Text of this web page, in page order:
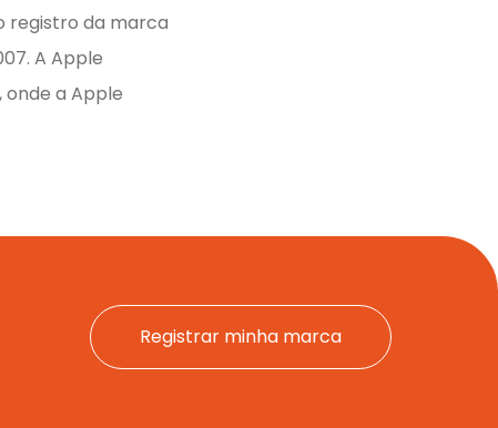
registro da marca
A Apple
onde a Apple
Registrar minha marca